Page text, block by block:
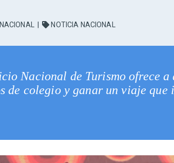
NACIONAL NOTICIA NACIONAL
Nacional de Turismo ofrece
de colegio y ganar un viaje